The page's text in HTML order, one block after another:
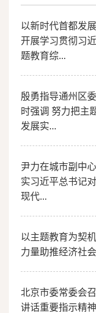
以新时代首都发
开展学习贯彻习
题教育综...
殷勇指导通州区
时强调 努力把主
发展实...
尹力在城市副中
实习近平总书记
现代...
以主题教育为契
力量助推经济社
北京市委常委会
讲话重要指示精